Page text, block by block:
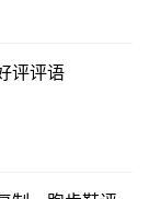
评评语